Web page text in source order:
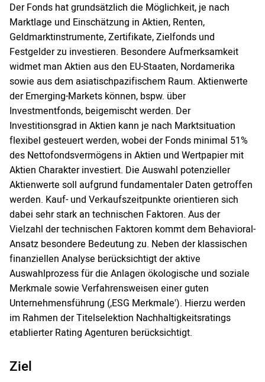
Der Fonds hat grundsätzlich die Möglichkeit, je nach
Marktlage und Einschätzung in Aktien, Renten,
Geldmarktinstrumente, Zertifikate, Zielfonds und
Festgelder zu investieren. Besondere Aufmerksamkeit
widmet man Aktien aus den EU-Staaten, Nordamerika
sowie aus dem asiatischpazifischem Raum. Aktienwerte
der Emerging-Markets können, bspw. über
Investmentfonds, beigemischt werden. Der
Investitionsgrad in Aktien kann je nach Marktsituation
flexibel gesteuert werden, wobei der Fonds minimal 51%
des Nettofondsvermögens in Aktien und Wertpapier mit
Aktien Charakter investiert. Die Auswahl potenzieller
Aktienwerte soll aufgrund fundamentaler Daten getroffen
werden. Kauf- und Verkaufszeitpunkte orientieren sich
dabei sehr stark an technischen Faktoren. Aus der
Vielzahl der technischen Faktoren kommt dem Behavioral-
Ansatz besondere Bedeutung zu. Neben der klassischen
finanziellen Analyse berücksichtigt der aktive
Auswahlprozess für die Anlagen ökologische und soziale
Merkmale sowie Verfahrensweisen einer guten
Unternehmensführung (‚ESG Merkmale'). Hierzu werden
im Rahmen der Titelselektion Nachhaltigkeitsratings
etablierter Rating Agenturen berücksichtigt.
Ziel